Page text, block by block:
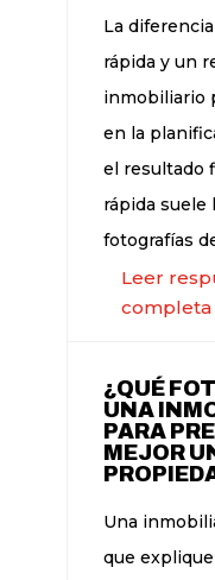
La
rápida y un
inmobiliario
en la
el resultado
rápida suele
fotografías
Leer
completa
¿QUÉ
UNA
PARA
MEJOR
Una
que